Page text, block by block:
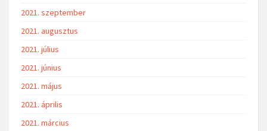
2021. szeptember
2021. augusztus
2021. július
2021. június
2021. május
2021. április
2021. március